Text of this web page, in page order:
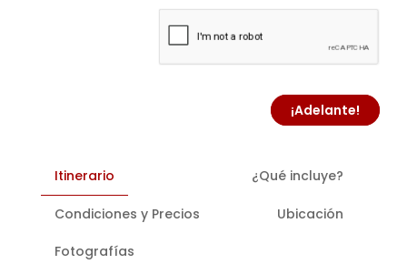
¡Adelante!
Itinerario ¿Qué incluye?
Condiciones y Precios Ubicación
Fotografías